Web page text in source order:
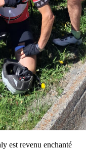
est revenu enchanté